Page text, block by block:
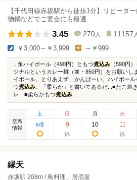
【千代田線赤坂駅から徒歩1分】リピータ
物鍋などでご宴会にも最適
3.45 270 人 11157 人
￥3,000～￥3,999 ～￥999
...角ハイボール（490円）ともつ煮込み （590円
ジナルというカレー麺（並・850円）をお願いし
イボール。とりあえず、かんぱーい。ハイボー
つ煮込み 。「柔らか」と書いてあるだ...■たこ
レ ■柔らかもつ煮込み
空席
情報
土
8/8
日
9
月
10
火
11
縁天
赤坂駅 208m / 鳥料理、居酒屋